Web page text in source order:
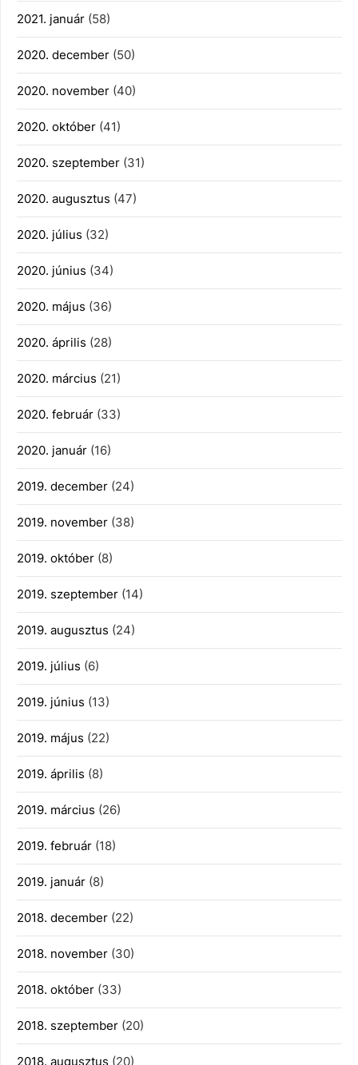
2021. január (58)
2020. december (50)
2020. november (40)
2020. október (41)
2020. szeptember (31)
2020. augusztus (47)
2020. július (32)
2020. június (34)
2020. május (36)
2020. április (28)
2020. március (21)
2020. február (33)
2020. január (16)
2019. december (24)
2019. november (38)
2019. október (8)
2019. szeptember (14)
2019. augusztus (24)
2019. július (6)
2019. június (13)
2019. május (22)
2019. április (8)
2019. március (26)
2019. február (18)
2019. január (8)
2018. december (22)
2018. november (30)
2018. október (33)
2018. szeptember (20)
2018. augusztus (20)